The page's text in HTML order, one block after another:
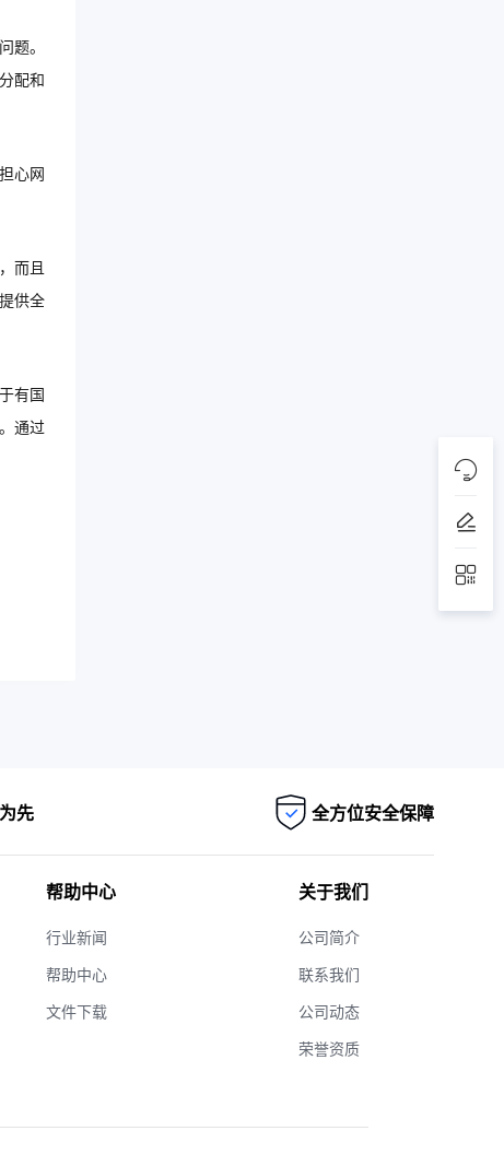
题。
配和
心网
而且
供全
有国
通过
先 全方位安全保障
帮助中心
行业新闻
帮助中心
文件下载
关于我们
公司简介
联系我们
公司动态
荣誉资质